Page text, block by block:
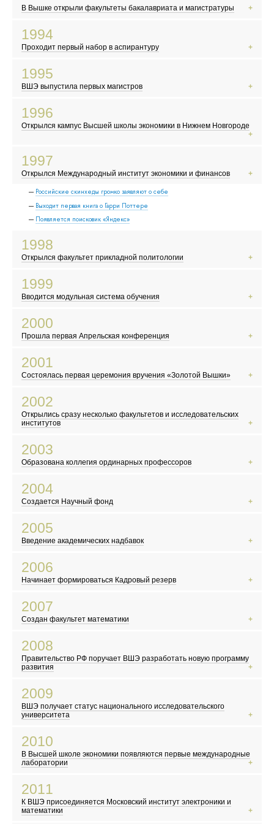
Мэром Москвы становится Юрий Лужков
В Вышке открыли факультеты бакалавриата и магистратуры
Первые выборы в Госдуму
Новые русские, челноки и командировочные осваивают заграницу
1994
Проходит первый набор в аспирантуру
Начинается война в Чечне
Курт Кобейн кончает жизнь самоубийством
МММ и другие финансовые пирамиды
1995
ВШЭ выпустила первых магистров
В России делают по-настоящему интересные рекламные ролики
«Аум Синрикё» устраивает теракт в токийском метро
1996
Открылся кампус Высшей школы экономики в Нижнем Новгороде
В России появляется новый класс сверхбогатых людей — олигархов
Ученые создают овечку Долли, первое клонированное млекопитающее
1997
Открылся Международный институт экономики и финансов
Российские скинхеды громко заявляют о себе
Выходит первая книга о Гарри Поттере
Появляется поисковик «Яндекс»
1998
Открылся факультет прикладной политологии
В США происходит попытка импичмента президента Билла Клинтона
В России начинает работать MTV
1999
Вводится модульная система обучения
Население Земли достигло 6 миллиардов
Борис Ельцин уходит в отставку
2000
Прошла первая Апрельская конференция
Жорес Алферов получает Нобелевскую премию
Выходит фильм «Брат-2»
2001
Состоялась первая церемония вручения «Золотой Вышки»
Произошел крупнейший теракт в США
Открылась «Википедия»
2002
Открылись сразу несколько факультетов и исследовательских
институтов
В Китае начинает распространяться атипичная пневмония
В России прошла первая после распада СССР перепись населения
2003
Образована коллегия ординарных профессоров
Российский математик Григорий Перельман доказал гипотезу Паункаре
В России празднуют 300-летие Санкт-Петербурга
2004
Создается Научный фонд
Разрушительное цунами в Индийском океане
Марк Цукерберг и его друзья основали Facebook
2005
Введение академических надбавок
Скандал с карикатурами на пророка Мухаммеда в Дании
В Москве прошел «Русский марш»
2006
Начинает формироваться Кадровый резерв
Плутон перестал считаться планетой
Выходит фильм по роману Дэна Брауна «Код да Винчи»
2007
Создан факультет математики
В России начали выплачивать «материнский капитал»
Объединение Русской Православной Церкви Заграницей и РПЦ
2008
Правительство РФ поручает ВШЭ разработать новую программу
развития
Первый запуск Большого адронного коллайдера
Сомалийские пираты заявляют о себе
2009
ВШЭ получает статус национального исследовательского
университета
В Москве закрыли Черкизовский рынок
Конкурс «Евровидение» впервые прошел в Москве
2010
В Высшей школе экономики появляются первые международные
лаборатории
В России становится заметным волонтерское движение
Выходит первый сезон сериала «Шерлок»
2011
К ВШЭ присоединяется Московский институт электроники и
математики